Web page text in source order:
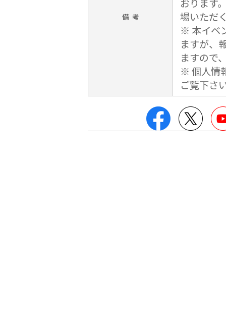
備 考
おります
場いただ
※ 本イベ
ますが、
ますので
※ 個人情
ご覧下さ
Facebook